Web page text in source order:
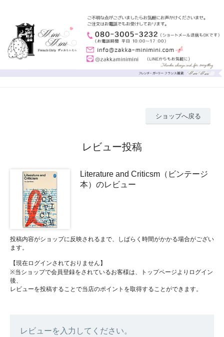
ショップへ戻る
レビュー投稿
Literature and Criticsm（ビンテージ
本）のレビュー
投稿内容がショップに反映されるまで、しばらく時間がかかる場合がござい
ます。
【現在ログインされておりません】
※当ショップで会員登録をされているお客様は、トップページよりログイン
後、
レビューを投稿することで当店のポイントを取得することができます。
レビューを入力してください。